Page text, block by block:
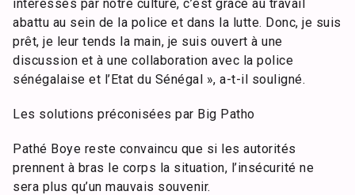
intéressés par notre culture, c’est grâce au travail
abattu au sein de la police et dans la lutte. Donc, je suis
prêt, je leur tends la main, je suis ouvert à une
discussion et à une collaboration avec la police
sénégalaise et l’Etat du Sénégal », a-t-il souligné.
Les solutions préconisées par Big Patho
Pathé Boye reste convaincu que si les autorités
prennent à bras le corps la situation, l’insécurité ne
sera plus qu’un mauvais souvenir.